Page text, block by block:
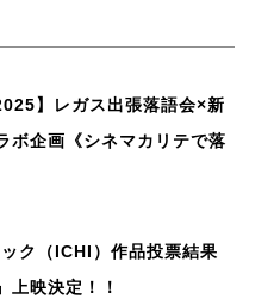
】レガス出張落語会×新
ボ企画《シネマカリテで落
ク（ICHI）作品投票結果
上映決定！！